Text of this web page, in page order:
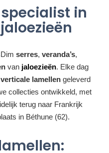
in
serres, veranda’s,
van jaloezieën. Elke dag
lamellengeleverd
collecties ontwikkeld, met
terug naar Frankrijk
in Béthune (62).